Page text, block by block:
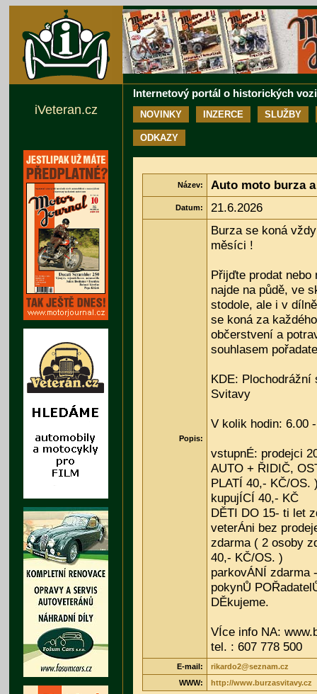
Internetový portál o historických
NOVINKY INZERCE SLUŽBY
ODKAZY
Název: Auto moto burza
Datum: 21.6.2026
Popis:
Burza se koná
měsíci !
Přijďte prodat
najde na půdě, ve
stodole, ale i v
se koná za
občerstvení a
souhlasem
KDE: Plochodrážní
Svitavy
V kolik hodin: 6.00
vstupnÉ: prodejci
AUTO + ŘIDIČ,
PLATÍ 40,- KČ/OS.
kupujÍCÍ 40,- KČ
DĚTI DO 15- ti let
veterÁni bez
zdarma ( 2 osoby
40,- KČ/OS. )
parkovÁNÍ zdarma
pokynŮ
DĚkujeme.
VÍce info NA:
tel. : 607 778 500
E-mail:
rikardo2@seznam.cz
WWW:
http://www.burzasvitavy.cz
iVeteran.cz